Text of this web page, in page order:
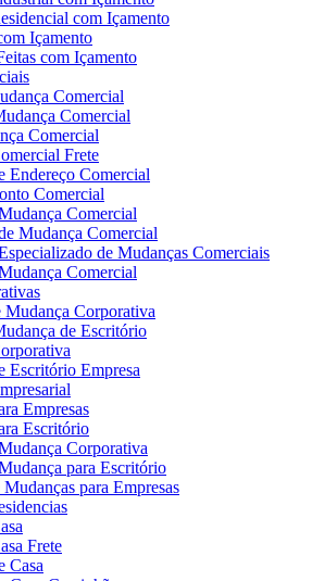
com Içamento
Içamento
com Içamento
Comercial
Comercial
Comercial
Frete
Endereço Comercial
Comercial
Comercial
Mudança Comercial
de Mudanças Comerciais
Comercial
Mudança Corporativa
de Escritório
Escritório Empresa
Empresas
Escritório
Corporativa
para Escritório
para Empresas
Frete
Casa